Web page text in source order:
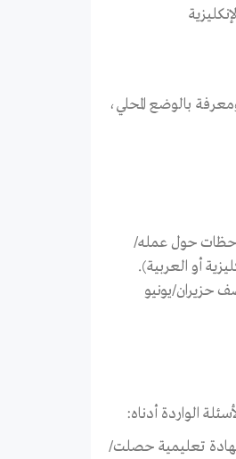
بالوضع المحلي،
حول عمله/
أو العربية).
حزيران/يونيو
الواردة أدناه:
شهادة تعليمية حصلت/